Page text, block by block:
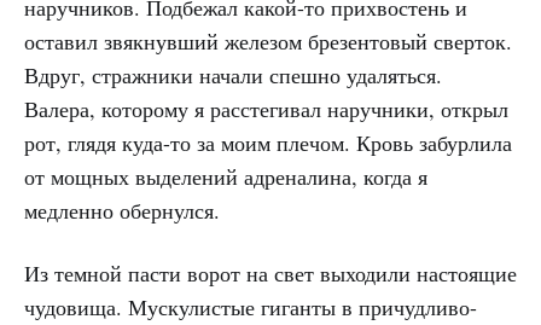
наручников. Подбежал какой-то прихвостень и
оставил звякнувший железом брезентовый сверток.
Вдруг, стражники начали спешно удаляться.
Валера, которому я расстегивал наручники, открыл
рот, глядя куда-то за моим плечом. Кровь забурлила
от мощных выделений адреналина, когда я
медленно обернулся.
Из темной пасти ворот на свет выходили настоящие
чудовища. Мускулистые гиганты в причудливо-